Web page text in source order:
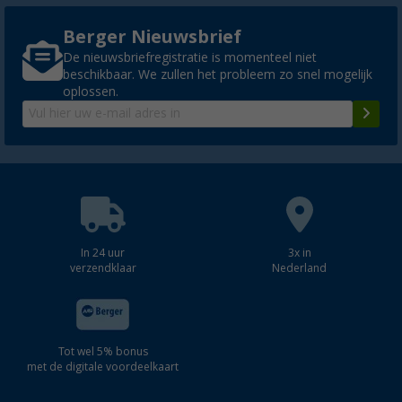
Berger Nieuwsbrief
De nieuwsbriefregistratie is momenteel niet
beschikbaar. We zullen het probleem zo snel mogelijk
oplossen.
In 24 uur
verzendklaar
3x in
Nederland
Tot wel 5% bonus
met de digitale voordeelkaart